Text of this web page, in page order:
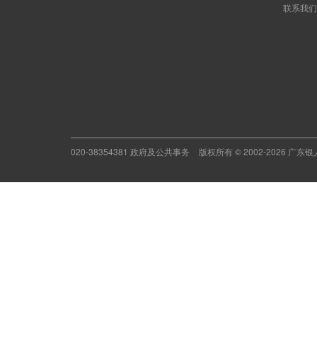
联系我们
020-38354381 政府及公共事务 版权所有 © 2002-2026 广东银